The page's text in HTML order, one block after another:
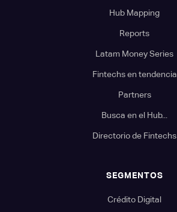
Hub Mapping
Reports
Latam Money Series
Fintechs en tendencia
Partners
Busca en el Hub...
Directorio de Fintechs
SEGMENTOS
Crédito Digital